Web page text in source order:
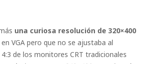
una curiosa resolución de 320×400
VGA pero que no se ajustaba al
de los monitores CRT tradicionales